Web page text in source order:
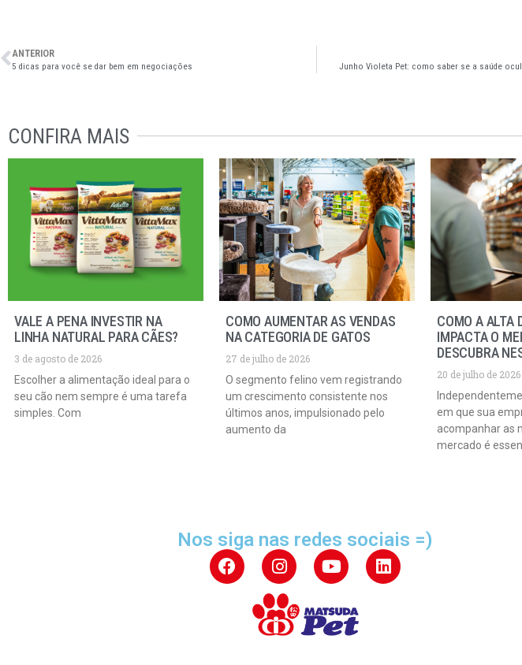
ANTERIOR
5 dicas para você se dar bem em negociações Junho Violeta Pet: como saber se a saúde
CONFIRA MAIS
VALE A PENA INVESTIR NA
LINHA NATURAL PARA CÃES?
3 de agosto de 2026
Escolher a alimentação ideal para o
seu cão nem sempre é uma tarefa
simples. Com
COMO AUMENTAR AS VENDAS
NA CATEGORIA DE GATOS
27 de julho de 2026
O segmento felino vem registrando
um crescimento consistente nos
últimos anos, impulsionado pelo
aumento da
COMO A ALTA
IMPACTA O
DESCUBRA
20 de julho de 2026
em que sua
acompanhar as
mercado é
Nos siga nas redes sociais =)